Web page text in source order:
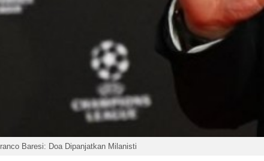
Baresi: Doa Dipanjatkan Milanisti